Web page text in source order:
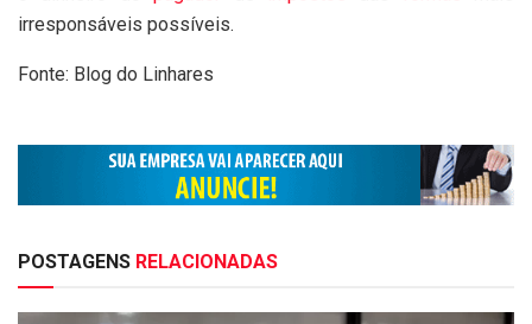
irresponsáveis possíveis.
Fonte: Blog do Linhares
POSTAGENS RELACIONADAS